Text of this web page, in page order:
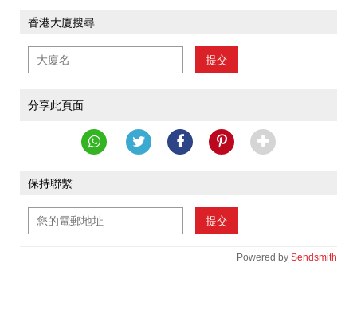
香港大廈搜尋
提交
分享此頁面
保持聯繫
提交
Powered by Sendsmith